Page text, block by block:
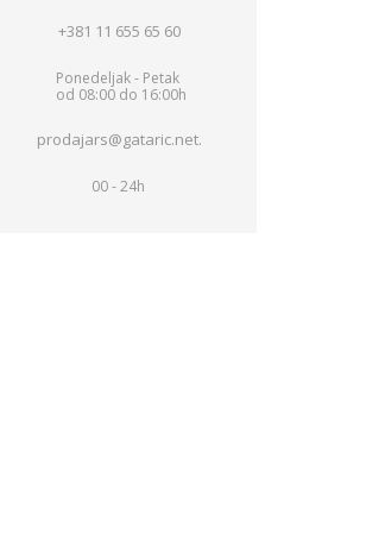
+381 11 655 65 60
Ponedeljak - Petak
od 08:00 do 16:00h
prodajars@gataric.net.
00 - 24h